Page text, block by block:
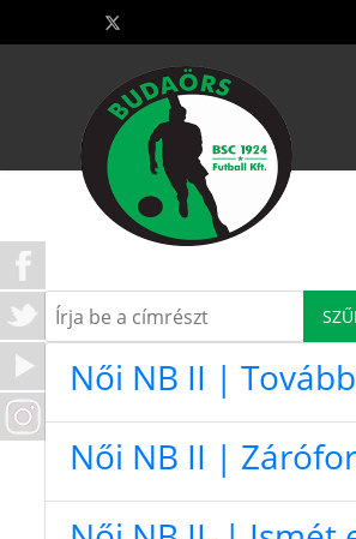
Írja be a címrészt
Női NB II |
Női NB II |